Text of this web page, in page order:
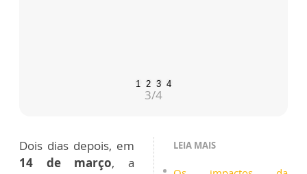
1 2 3 4
3/4
LEIA MAIS
Dois dias depois, em
14 de março, a